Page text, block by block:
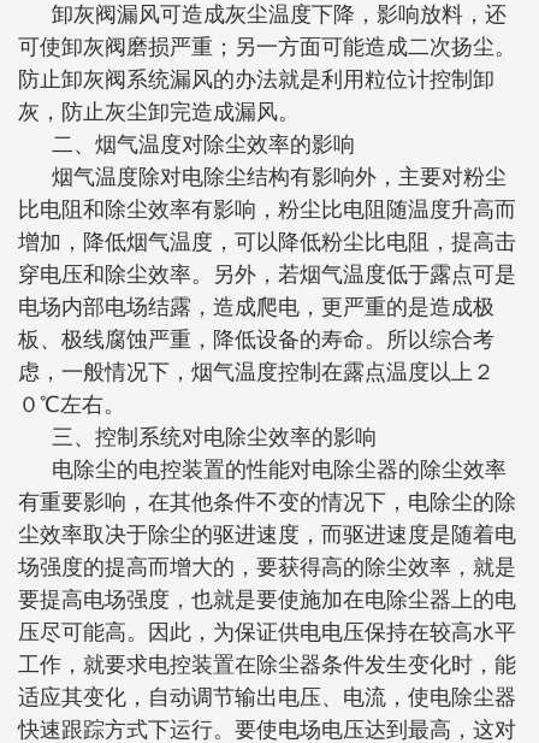
卸灰阀漏风可造成灰尘温度下降，影响放料，还
可使卸灰阀磨损严重；另一方面可能造成二次扬尘。
防止卸灰阀系统漏风的办法就是利用粒位计控制卸
灰，防止灰尘卸完造成漏风。
二、烟气温度对除尘效率的影响
烟气温度除对电除尘结构有影响外，主要对粉尘
比电阻和除尘效率有影响，粉尘比电阻随温度升高而
增加，降低烟气温度，可以降低粉尘比电阻，提高击
穿电压和除尘效率。另外，若烟气温度低于露点可是
电场内部电场结露，造成爬电，更严重的是造成极
板、极线腐蚀严重，降低设备的寿命。所以综合考
虑，一般情况下，烟气温度控制在露点温度以上２
０℃左右。
三、控制系统对电除尘效率的影响
电除尘的电控装置的性能对电除尘器的除尘效率
有重要影响，在其他条件不变的情况下，电除尘的除
尘效率取决于除尘的驱进速度，而驱进速度是随着电
场强度的提高而增大的，要获得高的除尘效率，就是
要提高电场强度，也就是要使施加在电除尘器上的电
压尽可能高。因此，为保证供电电压保持在较高水平
工作，就要求电控装置在除尘器条件发生变化时，能
适应其变化，自动调节输出电压、电流，使电除尘器
快速跟踪方式下运行。要使电场电压达到最高，这对